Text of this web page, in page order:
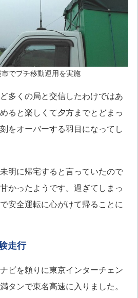
でプチ移動運用を実施
多くの局と交信したわけではあ
ると楽しくて夕方までとどまっ
をオーバーする羽目になってし
明に帰宅すると言っていたので
かったようです。過ぎてしまっ
安全運転に心がけて帰ることに
走行
ビを頼りに東京インターチェン
タンで東名高速に入りました。